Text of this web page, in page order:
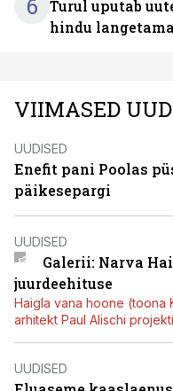
6
Turul uputab
hindu
VIIMASED
UUDISED
Enefit pani Poolas
päikesepargi
UUDISED
Galerii: Narva
juurdeehituse
Haigla vana hoone (toona
arhitekt Paul Alischi
UUDISED